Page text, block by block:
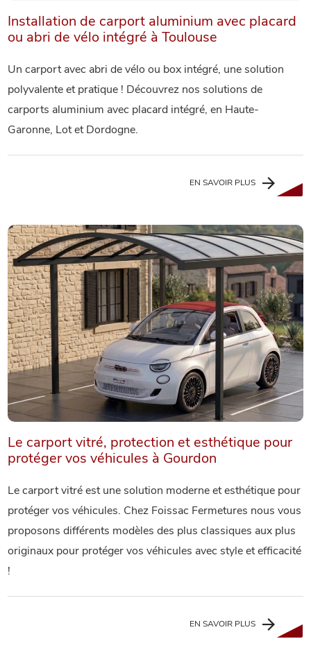
Installation de carport aluminium avec placard
ou abri de vélo intégré à Toulouse
Un carport avec abri de vélo ou box intégré, une solution
polyvalente et pratique ! Découvrez nos solutions de
carports aluminium avec placard intégré, en Haute-
Garonne, Lot et Dordogne.
EN SAVOIR PLUS
Le carport vitré, protection et esthétique pour
protéger vos véhicules à Gourdon
Le carport vitré est une solution moderne et esthétique pour
protéger vos véhicules. Chez Foissac Fermetures nous vous
proposons différents modèles des plus classiques aux plus
originaux pour protéger vos véhicules avec style et efficacité
!
EN SAVOIR PLUS